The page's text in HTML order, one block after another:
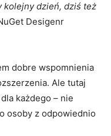
kolejny dzień, dziś też
Desigenr
dobre wspomnienia
Ale tutaj
każdego – nie
osoby z odpowiednio